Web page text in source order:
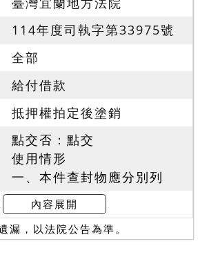
114年度司執字第33975號
全部
給付借款
抵押權拍定後塗銷
點交否：點交
使用情形
一、本件查封物應分別列
價，合併拍賣，總價並應達
到底價，以總價最高者得
標。
內容展開
漏，以法院公告為準。